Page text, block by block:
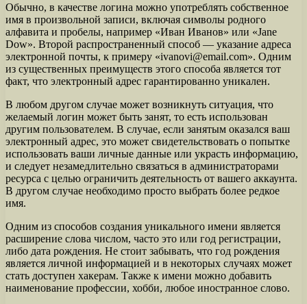
Обычно, в качестве логина можно употреблять собственное
имя в произвольной записи, включая символы родного
алфавита и пробелы, например «Иван Иванов» или «Jane
Dow». Второй распространенный способ — указание адреса
электронной почты, к примеру «ivanovi@email.com». Одним
из существенных преимуществ этого способа является тот
факт, что электронный адрес гарантированно уникален.
В любом другом случае может возникнуть ситуация, что
желаемый логин может быть занят, то есть использован
другим пользователем. В случае, если занятым оказался ваш
электронный адрес, это может свидетельствовать о попытке
использовать ваши личные данные или украсть информацию,
и следует незамедлительно связаться в администраторами
ресурса с целью ограничить деятельность от вашего аккаунта.
В другом случае необходимо просто выбрать более редкое
имя.
Одним из способов создания уникального имени является
расширение слова числом, часто это или год регистрации,
либо дата рождения. Не стоит забывать, что год рождения
является личной информацией и в некоторых случаях может
стать доступен хакерам. Также к имени можно добавить
наименование профессии, хобби, любое иностранное слово.